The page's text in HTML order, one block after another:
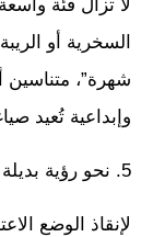
لا تزال فئة
السخرية أو
شهرة”،
وإبداعية تُعيد
5. نحو رؤية بديلة ومشروع وطني لرد الاعتبار
لإنقاذ الوضع